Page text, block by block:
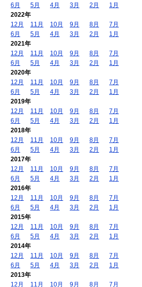
6月
5月 4月 3月 2月
1月
2022年
12月
11月 10月 9月 8月
7月
6月
5月 4月 3月 2月
1月
2021年
12月
11月 10月 9月 8月
7月
6月
5月 4月 3月 2月
1月
2020年
12月
11月 10月 9月 8月
7月
6月
5月 4月 3月 2月
1月
2019年
12月
11月 10月 9月 8月
7月
6月
5月 4月 3月 2月
1月
2018年
12月
11月 10月 9月 8月
7月
6月
5月 4月 3月 2月
1月
2017年
12月
11月 10月 9月 8月
7月
6月
5月 4月 3月 2月
1月
2016年
12月
11月 10月 9月 8月
7月
6月
5月 4月 3月 2月
1月
2015年
12月
11月 10月 9月 8月
7月
6月
5月 4月 3月 2月
1月
2014年
12月
11月 10月 9月 8月
7月
6月
5月 4月 3月 2月
1月
2013年
12月
11月 10月 9月 8月 7月